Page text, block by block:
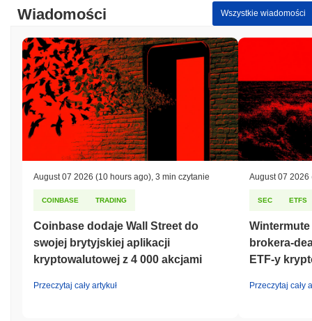
Wiadomości Wszystkie wiadomości
August 07 2026 (10 hours ago) 3 min czytanie
COINBASE TRADING
Coinbase dodaje Wall Street do
swojej brytyjskiej aplikacji
kryptowalutowej z 4 000 akcjami
Przeczytaj cały artykuł
August 07 2026
SEC ETFS
brokera-
ETF-y
Przeczytaj cały